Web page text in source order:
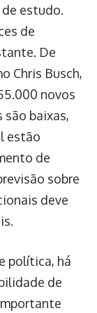
estudo.
de
De
Chris Busch,
novos
baixas,
estão
de
sobre
deve
política, há
de